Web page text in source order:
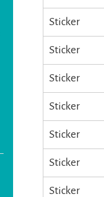
Sticker
Sticker
Sticker
Sticker
Sticker
Sticker
Sticker